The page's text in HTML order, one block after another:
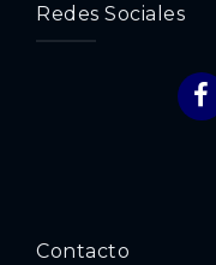
Redes Sociales
Contacto